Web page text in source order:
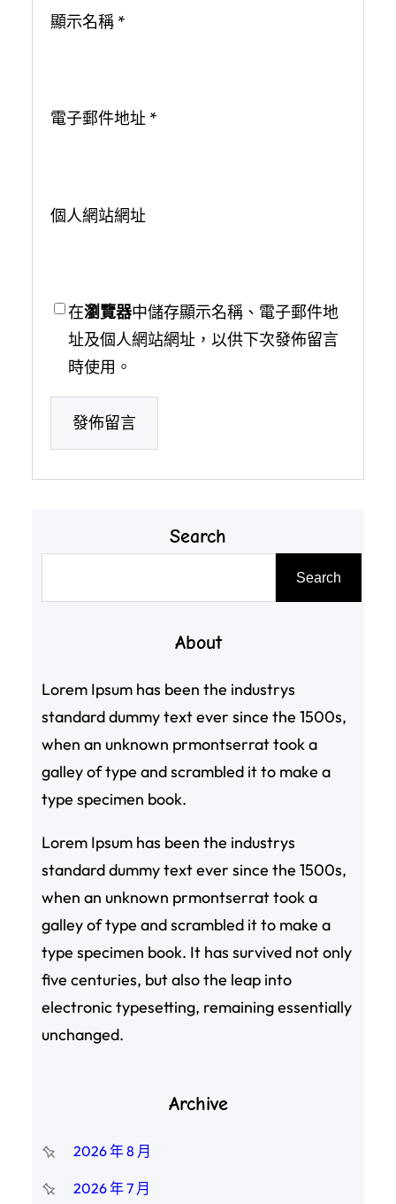
顯示名稱 *
電子郵件地址 *
個人網站網址
在瀏覽器中儲存顯示名稱、電子郵件地
址及個人網站網址，以供下次發佈留言
時使用。
Search
Search
About
Lorem Ipsum has been the industrys
standard dummy text ever since the 1500s,
when an unknown prmontserrat took a
galley of type and scrambled it to make a
type specimen book.
Lorem Ipsum has been the industrys
standard dummy text ever since the 1500s,
when an unknown prmontserrat took a
galley of type and scrambled it to make a
type specimen book. It has survived not only
five centuries, but also the leap into
electronic typesetting, remaining essentially
unchanged.
Archive
2026 年 8 月
2026 年 7 月